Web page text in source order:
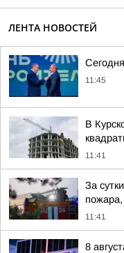
ЛЕНТА НОВОСТЕЙ
11:45
В
11:41
За
11:41
8